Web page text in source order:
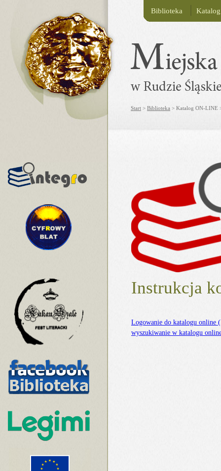
Biblioteka
Start > Biblioteka > Katalog ON-LINE
Instrukcja
Logowanie do katalogu online
wyszukiwanie w katalogu